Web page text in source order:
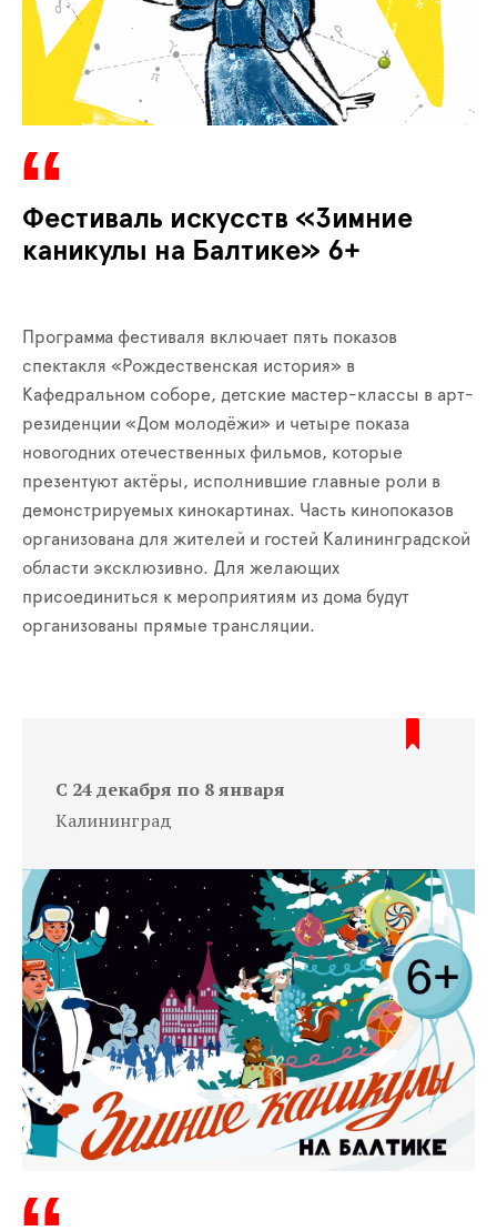
Фестиваль искусств «Зимние
каникулы на Балтике» 6+
Программа фестиваля включает пять показов
спектакля «Рождественская история» в
Кафедральном соборе, детские мастер-классы в арт-
резиденции «Дом молодёжи» и четыре показа
новогодних отечественных фильмов, которые
презентуют актёры, исполнившие главные роли в
демонстрируемых кинокартинах. Часть кинопоказов
организована для жителей и гостей Калининградской
области эксклюзивно. Для желающих
присоединиться к мероприятиям из дома будут
организованы прямые трансляции.
С 24 декабря по 8 января
Калининград